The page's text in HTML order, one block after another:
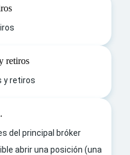
retiros
y retiros
del principal bróker
abrir una posición (una